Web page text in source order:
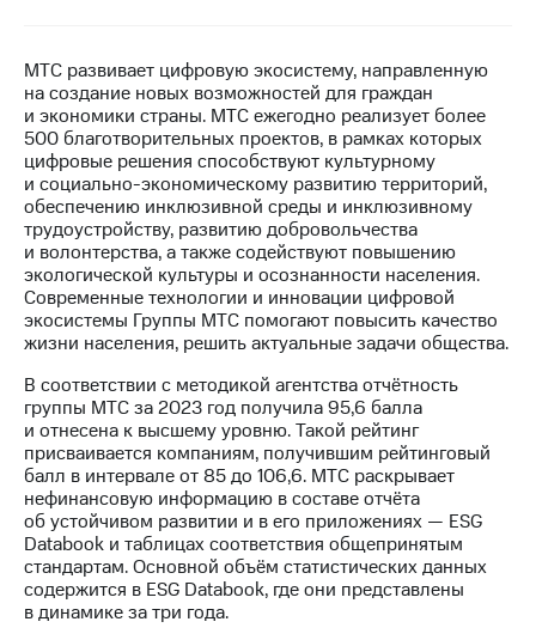
и акционерам
Корпоративное
управление
Корпоративный
секретарь
Раскрытие
информации
Информация
акционерам
Документы
ПАО
"МТС"
акционеров
Личный
кабинет
акционера
Акционерный
капитал
Контроль
и
аудит
Рынок
акций
МТС развивает цифровую экосистему, направленную
на создание новых возможностей для граждан
и экономики страны. МТС ежегодно реализует более
500 благотворительных проектов, в рамках которых
цифровые решения способствуют культурному
и социально-экономическому развитию территорий,
обеспечению инклюзивной среды и инклюзивному
трудоустройству, развитию добровольчества
и волонтерства, а также содействуют повышению
экологической культуры и осознанности населения.
Современные технологии и инновации цифровой
экосистемы Группы МТС помогают повысить качество
жизни населения, решить актуальные задачи общества.
В соответствии с методикой агентства отчётность
группы МТС за 2023 год получила 95,6 балла
и отнесена к высшему уровню. Такой рейтинг
присваивается компаниям, получившим рейтинговый
балл в интервале от 85 до 106,6. МТС раскрывает
нефинансовую информацию в составе отчёта
об устойчивом развитии и в его приложениях — ESG
Databook и таблицах соответствия общепринятым
стандартам. Основной объём статистических данных
содержится в ESG Databook, где они представлены
в динамике за три года.